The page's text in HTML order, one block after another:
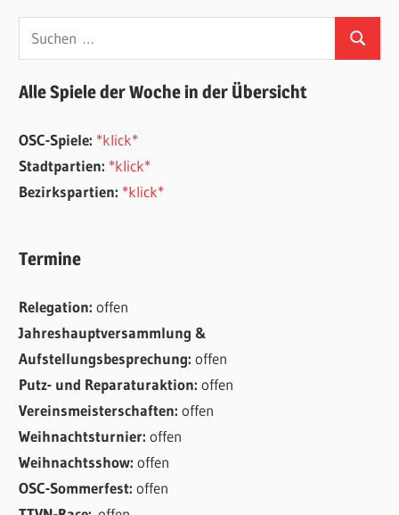
Suchen
nach:
Suchen
Alle Spiele der Woche in der Übersicht
OSC-Spiele: *klick*
Stadtpartien: *klick*
Bezirkspartien: *klick*
Termine
Relegation:offen
Jahreshauptversammlung &
Aufstellungsbesprechung:offen
Putz- und Reparaturaktion:offen
Vereinsmeisterschaften:offen
Weihnachtsturnier:offen
Weihnachtsshow:offen
OSC-Sommerfest:offen